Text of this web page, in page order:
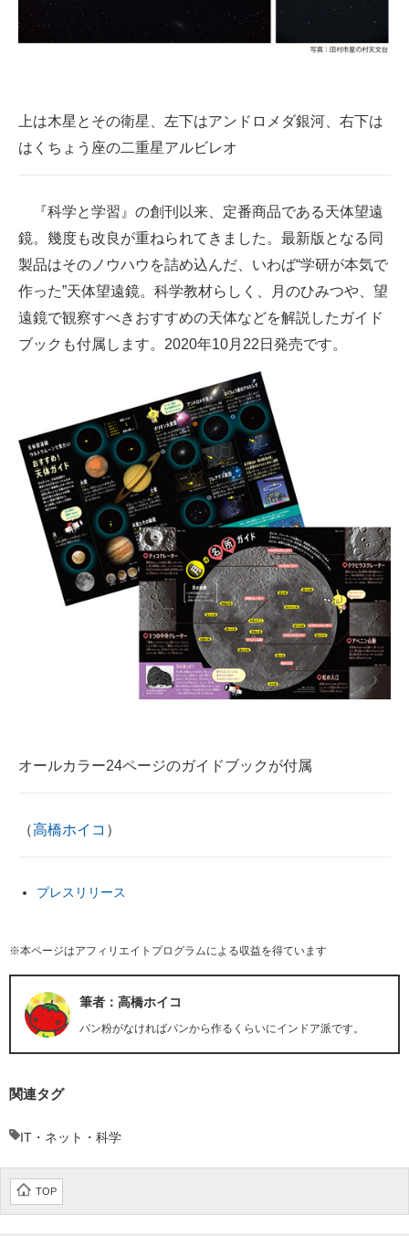
上は木星とその衛星、左下はアンドロメダ銀河、右下は
はくちょう座の二重星アルビレオ
『科学と学習』の創刊以来、定番商品である天体望遠
鏡。幾度も改良が重ねられてきました。最新版となる同
製品はそのノウハウを詰め込んだ、いわば“学研が本気で
作った”天体望遠鏡。科学教材らしく、月のひみつや、望
遠鏡で観察すべきおすすめの天体などを解説したガイド
ブックも付属します。2020年10月22日発売です。
オールカラー24ページのガイドブックが付属
（高橋ホイコ ）
プレスリリース
※本ページはアフィリエイトプログラムによる収益を得ています
筆者：高橋ホイコ
パン粉がなければパンから作るくらいにインドア派です。
関連タグ
IT・ネット・科学
TOP